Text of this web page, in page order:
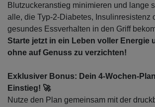
Blutzuckeranstieg minimieren und lange
alle, die Typ-2-Diabetes, Insulinresistenz
gesundes Essverhalten in den Griff
Starte jetzt in ein Leben voller Energie
ohne auf Genuss zu verzichten!
Exklusiver Bonus: Dein 4-Wochen-
Einstieg! 🚀
Nutze den Plan gemeinsam mit der